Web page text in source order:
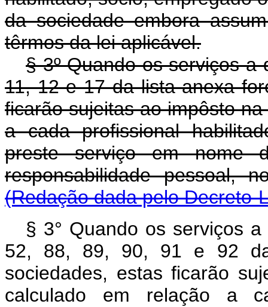
da sociedade embora
têrmos da lei aplicável.
§ 3º Quando os serviços
11, 12 e 17 da lista anexa
ficarão sujeitas ao impôsto
a cada profissional
preste serviço em nome
responsabilidade
(Redação dada pelo Decreto-
§ 3° Quando os serviços
52, 88, 89, 90, 91 e 92
sociedades, estas ficarão
calculado em relação a